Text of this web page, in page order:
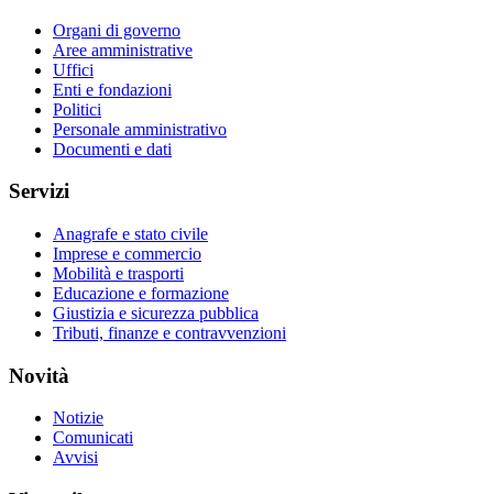
Organi di governo
Aree amministrative
Uffici
Enti e fondazioni
Politici
Personale amministrativo
Documenti e dati
Servizi
Anagrafe e stato civile
Imprese e commercio
Mobilità e trasporti
Educazione e formazione
Giustizia e sicurezza pubblica
Tributi, finanze e contravvenzioni
Novità
Notizie
Comunicati
Avvisi